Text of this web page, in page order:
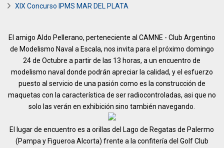
XIX Concurso IPMS MAR DEL PLATA
El amigo Aldo Pellerano, perteneciente al CAMNE - Club Argentino
de Modelismo Naval a Escala, nos invita para el próximo domingo
24 de Octubre a partir de las 13 horas, a un encuentro de
modelismo naval donde podrán apreciar la calidad, y el esfuerzo
puesto al servicio de una pasión como es la construcción de
maquetas con la característica de ser radiocontroladas, asi que no
solo las verán en exhibición sino también navegando.
El lugar de encuentro es a orillas del Lago de Regatas de Palermo
(Pampa y Figueroa Alcorta) frente a la confitería del Golf Club